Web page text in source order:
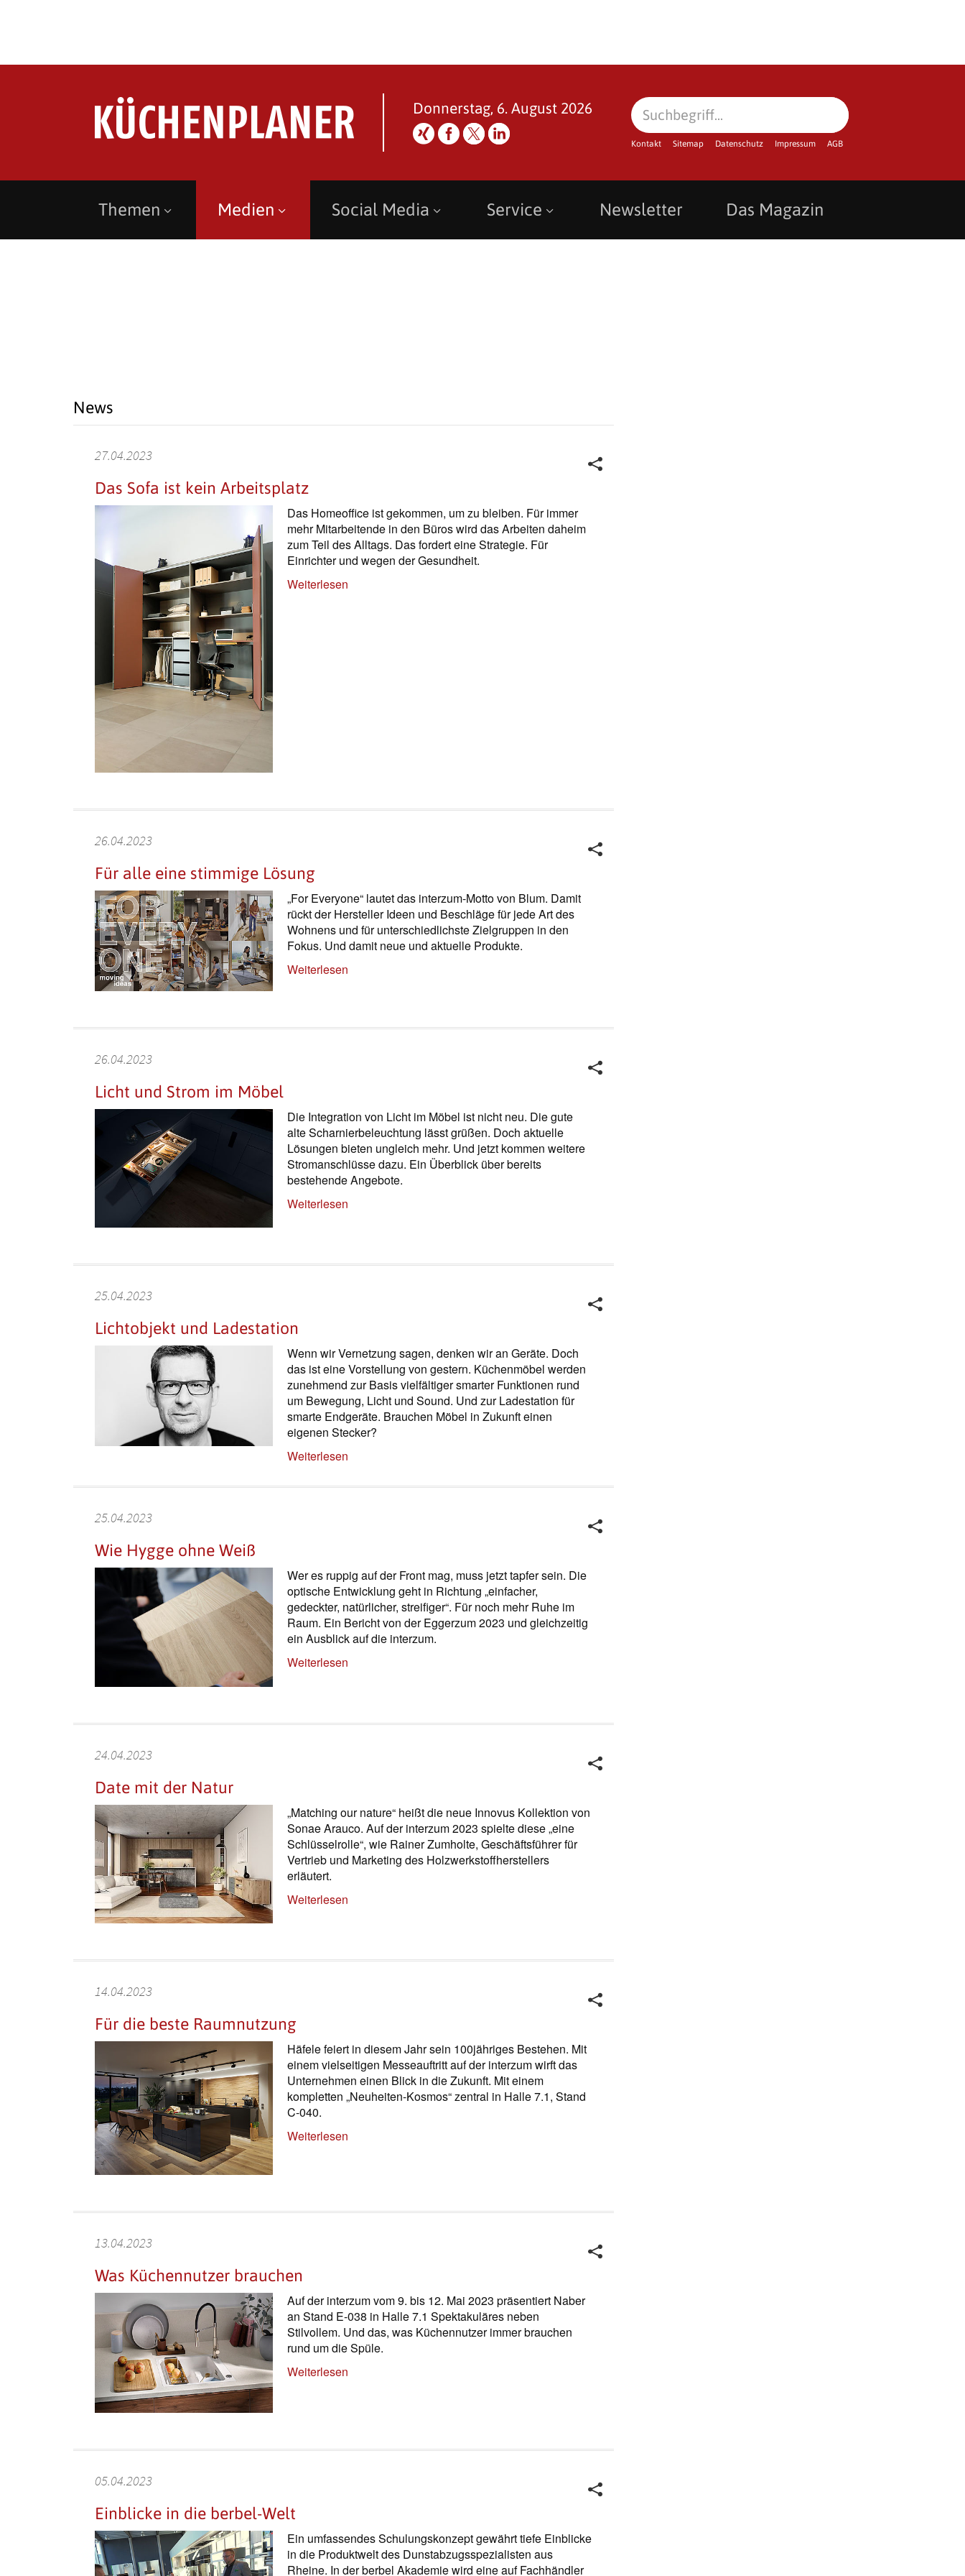
Donnerstag, 6. August 2026
Kontakt Sitemap Datenschutz Impressum AGB
Themen Medien Social Media Service Newsletter Das Magazin
News
27.04.2023
Das Sofa ist kein Arbeitsplatz
Das Homeoffice ist gekommen, um zu bleiben. Für immer
mehr Mitarbeitende in den Büros wird das Arbeiten daheim
zum Teil des Alltags. Das fordert eine Strategie. Für
Einrichter und wegen der Gesundheit.
Weiterlesen
26.04.2023
Für alle eine stimmige Lösung
„For Everyone“ lautet das interzum-Motto von Blum. Damit
rückt der Hersteller Ideen und Beschläge für jede Art des
Wohnens und für unterschiedlichste Zielgruppen in den
Fokus. Und damit neue und aktuelle Produkte.
Weiterlesen
26.04.2023
Licht und Strom im Möbel
Die Integration von Licht im Möbel ist nicht neu. Die gute
alte Scharnierbeleuchtung lässt grüßen. Doch aktuelle
Lösungen bieten ungleich mehr. Und jetzt kommen weitere
Stromanschlüsse dazu. Ein Überblick über bereits
bestehende Angebote.
Weiterlesen
25.04.2023
Lichtobjekt und Ladestation
Wenn wir Vernetzung sagen, denken wir an Geräte. Doch
das ist eine Vorstellung von gestern. Küchenmöbel werden
zunehmend zur Basis vielfältiger smarter Funktionen rund
um Bewegung, Licht und Sound. Und zur Ladestation für
smarte Endgeräte. Brauchen Möbel in Zukunft einen
eigenen Stecker?
Weiterlesen
25.04.2023
Wie Hygge ohne Weiß
Wer es ruppig auf der Front mag, muss jetzt tapfer sein. Die
optische Entwicklung geht in Richtung „einfacher,
gedeckter, natürlicher, streifiger“. Für noch mehr Ruhe im
Raum. Ein Bericht von der Eggerzum 2023 und gleichzeitig
ein Ausblick auf die interzum.
Weiterlesen
24.04.2023
Date mit der Natur
„Matching our nature“ heißt die neue Innovus Kollektion von
Sonae Arauco. Auf der interzum 2023 spielte diese „eine
Schlüsselrolle“, wie Rainer Zumholte, Geschäftsführer für
Vertrieb und Marketing des Holzwerkstoffherstellers
erläutert.
Weiterlesen
14.04.2023
Für die beste Raumnutzung
Häfele feiert in diesem Jahr sein 100jähriges Bestehen. Mit
einem vielseitigen Messeauftritt auf der interzum wirft das
Unternehmen einen Blick in die Zukunft. Mit einem
kompletten „Neuheiten-Kosmos“ zentral in Halle 7.1, Stand
C-040.
Weiterlesen
13.04.2023
Was Küchennutzer brauchen
Auf der interzum vom 9. bis 12. Mai 2023 präsentiert Naber
an Stand E-038 in Halle 7.1 Spektakuläres neben
Stilvollem. Und das, was Küchennutzer immer brauchen
rund um die Spüle.
Weiterlesen
05.04.2023
Einblicke in die berbel-Welt
Ein umfassendes Schulungskonzept gewährt tiefe Einblicke
in die Produktwelt des Dunstabzugsspezialisten aus
Rheine. In der berbel Akademie wird eine auf Fachhändler